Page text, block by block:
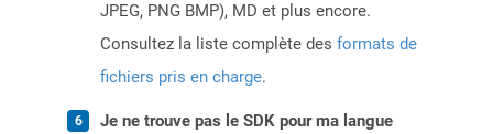
JPEG, PNG BMP), MD et plus encore.
Consultez la liste complète des formats de
fichiers pris en charge.
Je ne trouve pas le SDK pour ma langue